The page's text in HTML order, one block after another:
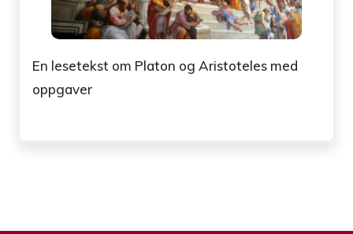
En lesetekst om Platon og Aristoteles med
oppgaver